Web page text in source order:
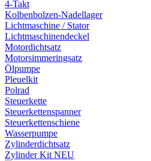
4-Takt
Kolbenbolzen-Nadellager
Lichtmaschine / Stator
Lichtmaschinendeckel
Motordichtsatz
Motorsimmeringsatz
Ölpumpe
Pleuelkit
Polrad
Steuerkette
Steuerkettenspanner
Steuerkettenschiene
Wasserpumpe
Zylinderdichtsatz
Zylinder Kit NEU